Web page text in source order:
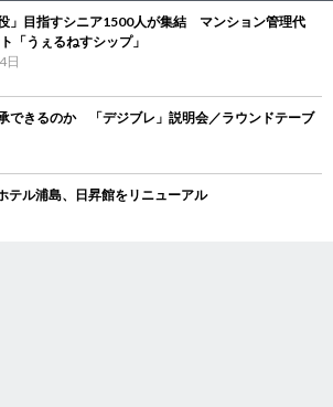
役」目指すシニア1500人が集結 マンション管理代
「うぇるねすシップ」
日
できるのか 「デジブレ」説明会／ラウンドテーブ
ル浦島、日昇館をリニューアル